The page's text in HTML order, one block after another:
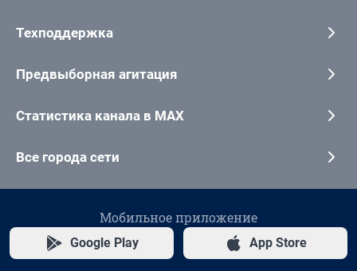
Техподдержка
Предвыборная агитация
Статистика канала в MAX
Все города сети
Мобильное приложение
Google Play App Store